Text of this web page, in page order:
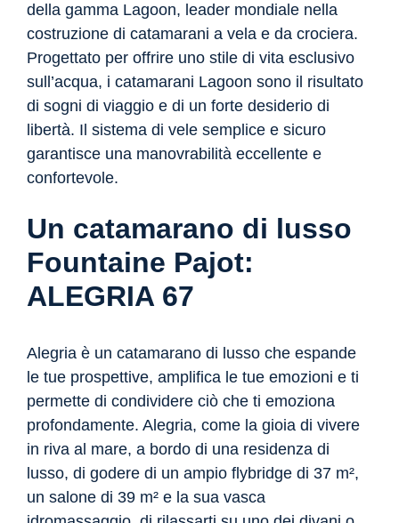
della gamma Lagoon, leader mondiale nella
costruzione di catamarani a vela e da crociera.
Progettato per offrire uno stile di vita esclusivo
sull’acqua, i catamarani Lagoon sono il risultato
di sogni di viaggio e di un forte desiderio di
libertà. Il sistema di vele semplice e sicuro
garantisce una manovrabilità eccellente e
confortevole.
Un catamarano di lusso
Fountaine Pajot:
ALEGRIA 67
Alegria è un catamarano di lusso che espande
le tue prospettive, amplifica le tue emozioni e ti
permette di condividere ciò che ti emoziona
profondamente. Alegria, come la gioia di vivere
in riva al mare, a bordo di una residenza di
lusso, di godere di un ampio flybridge di 37 m²,
un salone di 39 m² e la sua vasca